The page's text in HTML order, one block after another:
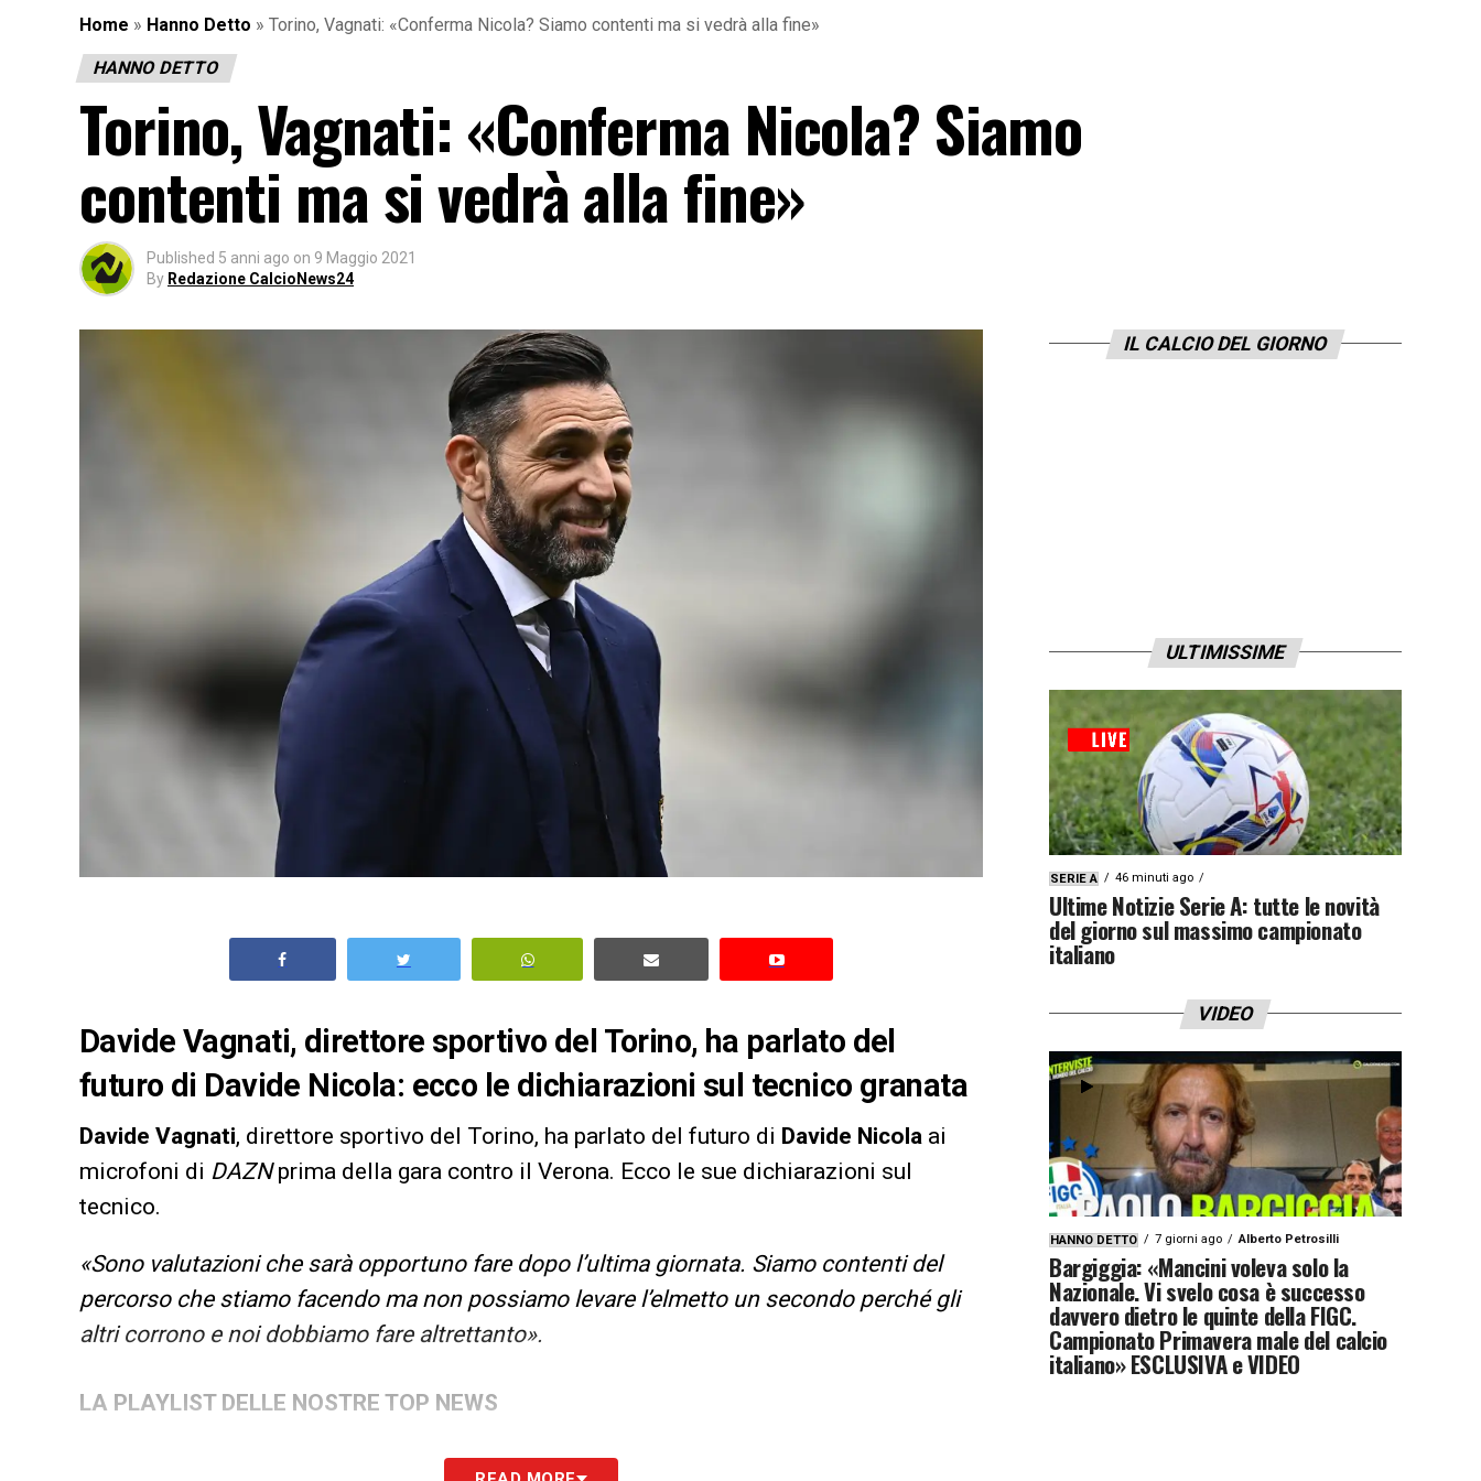
Home » Hanno Detto » Torino, Vagnati: «Conferma Nicola? Siamo contenti ma si vedrà alla fine»
HANNO DETTO
Torino, Vagnati: «Conferma Nicola? Siamo
contenti ma si vedrà alla fine»
Published 5 anni ago on 9 Maggio 2021
By Redazione CalcioNews24
Davide Vagnati, direttore sportivo del Torino, ha parlato del
futuro di Davide Nicola: ecco le dichiarazioni sul tecnico granata
Davide Vagnati, direttore sportivo del Torino, ha parlato del futuro di Davide Nicola ai
microfoni di DAZNprima della gara contro il Verona. Ecco le sue dichiarazioni sul
tecnico.
«Sono valutazioni che sarà opportuno fare dopo l’ultima giornata. Siamo contenti del
percorso che stiamo facendo ma non possiamo levare l’elmetto un secondo perché gli
altri corrono e noi dobbiamo fare altrettanto».
LA PLAYLIST DELLE NOSTRE TOP NEWS
IL CALCIO DEL GIORNO
ULTIMISSIME
SERIE A 46 minuti ago
Ultime Notizie Serie A: tutte le novità
del giorno sul massimo campionato
italiano
VIDEO
HANNO DETTO 7 giorni ago Alberto Petrosilli
Bargiggia: «Mancini voleva solo la
Nazionale. Vi svelo cosa è successo
davvero dietro le quinte della FIGC.
Campionato Primavera male del calcio
italiano» ESCLUSIVA e VIDEO